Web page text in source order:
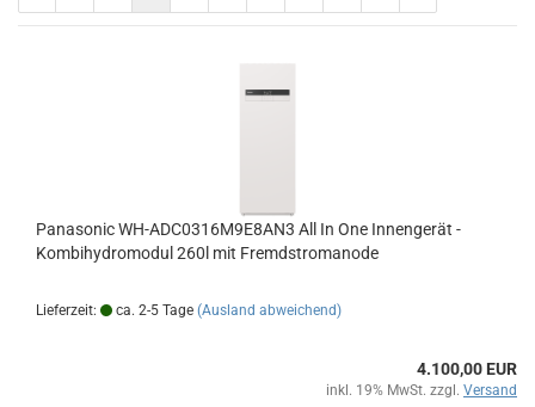
Panasonic WH-ADC0316M9E8AN3 All In One Innengerät -
Kombihydromodul 260l mit Fremdstromanode
Lieferzeit: ca. 2-5 Tage (Ausland abweichend)
4.100,00 EUR
inkl. 19% MwSt. zzgl. Versand